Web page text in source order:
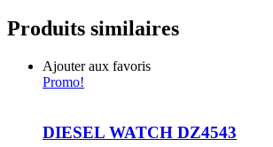
Produits similaires
Ajouter aux favoris
Promo!
DIESEL WATCH DZ4543